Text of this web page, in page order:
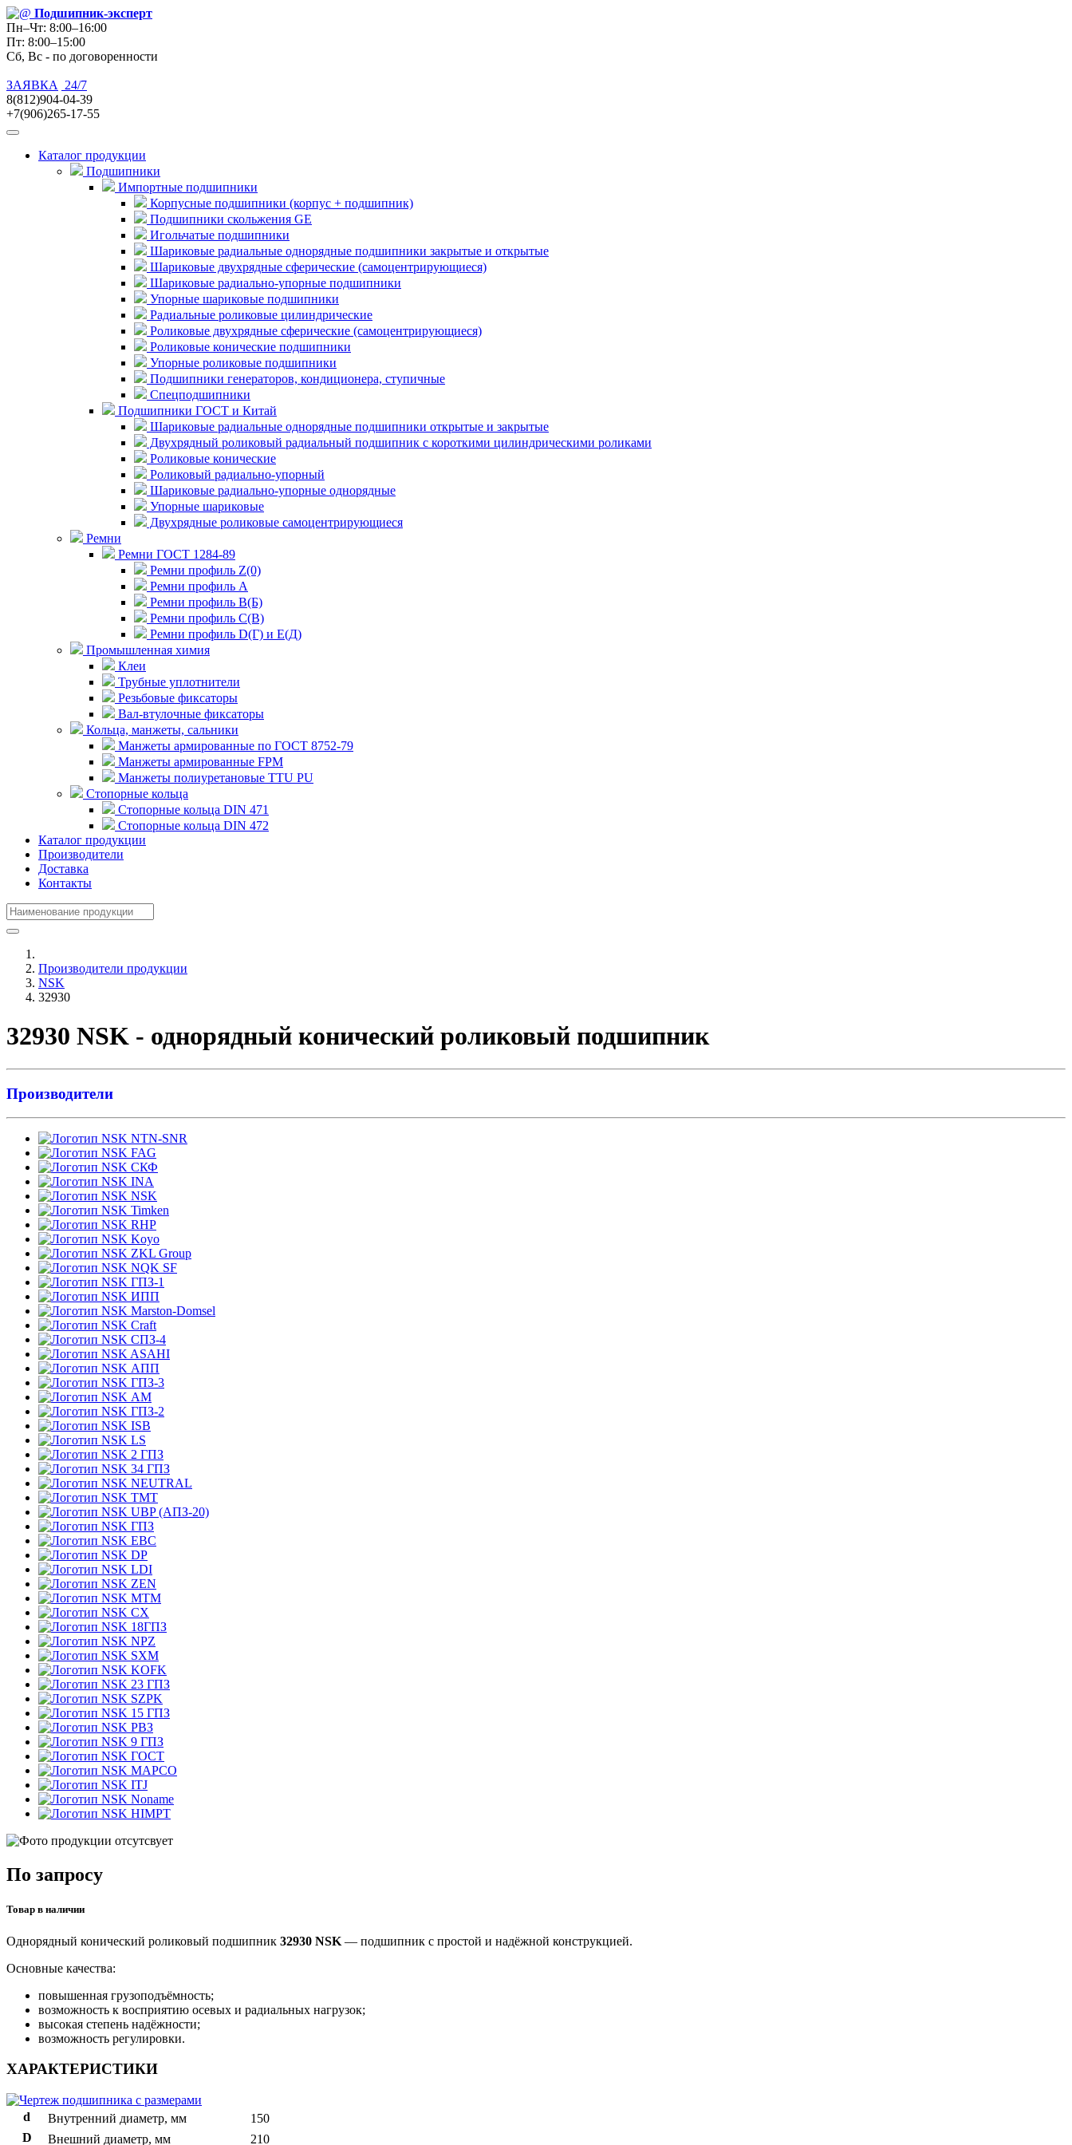
Подшипник-эксперт
Пн–Чт: 8:00–16:00
Пт: 8:00–15:00
Сб, Вс - по договоренности
ЗАЯВКА
24/7
8(812)904-04-39
+7(906)265-17-55
Каталог продукции
Подшипники
Импортные подшипники
Корпусные подшипники (корпус + подшипник)
Подшипники скольжения GE
Игольчатые подшипники
Шариковые радиальные однорядные подшипники закрытые и открытые
Шариковые двухрядные сферические (самоцентрирующиеся)
Шариковые радиально-упорные подшипники
Упорные шариковые подшипники
Радиальные роликовые цилиндрические
Роликовые двухрядные сферические (самоцентрирующиеся)
Роликовые конические подшипники
Упорные роликовые подшипники
Подшипники генераторов, кондиционера, ступичные
Спецподшипники
Подшипники ГОСТ и Китай
Шариковые радиальные однорядные подшипники открытые и закрытые
Двухрядный роликовый радиальный подшипник с короткими цилиндрическими роликами
Роликовые конические
Роликовый радиально-упорный
Шариковые радиально-упорные однорядные
Упорные шариковые
Двухрядные роликовые самоцентрирующиеся
Ремни
Ремни ГОСТ 1284-89
Ремни профиль Z(0)
Ремни профиль А
Ремни профиль В(Б)
Ремни профиль С(В)
Ремни профиль D(Г) и E(Д)
Промышленная химия
Клеи
Трубные уплотнители
Резьбовые фиксаторы
Вал-втулочные фиксаторы
Кольца, манжеты, сальники
Манжеты армированные по ГОСТ 8752-79
Манжеты армированные FPM
Манжеты полиуретановые TTU PU
Стопорные кольца
Стопорные кольца DIN 471
Стопорные кольца DIN 472
Каталог продукции
Производители
Доставка
Контакты
Производители продукции
NSK
32930
32930 NSK - однорядный конический роликовый подшипник
Производители
NTN-SNR
FAG
СКФ
INA
NSK
Timken
RHP
Koyo
ZKL Group
NQK SF
ГПЗ-1
ИПП
Marston-Domsel
Craft
СПЗ-4
ASAHI
АПП
ГПЗ-3
АМ
ГПЗ-2
ISB
LS
2 ГПЗ
34 ГПЗ
NEUTRAL
TMT
UBP (АПЗ-20)
ГПЗ
EBC
DP
LDI
ZEN
MTM
CX
18ГПЗ
NPZ
SXM
KOFK
23 ГПЗ
SZPK
15 ГПЗ
РВЗ
9 ГПЗ
ГОСТ
MAPCO
ITJ
Noname
HIMPT
По запросу
Товар в наличии
Однорядный конический роликовый подшипник 32930 NSK — подшипник с простой и надёжной конструкцией.
Основные качества:
повышенная грузоподъёмность;
возможность к восприятию осевых и радиальных нагрузок;
высокая степень надёжности;
возможность регулировки.
ХАРАКТЕРИСТИКИ
d Внутренний диаметр, мм
150
D
Внешний диаметр, мм 210